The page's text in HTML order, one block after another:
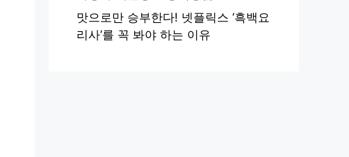
맛으로만 승부한다! 넷플릭스 ‘흑백요
리사’를 꼭 봐야 하는 이유